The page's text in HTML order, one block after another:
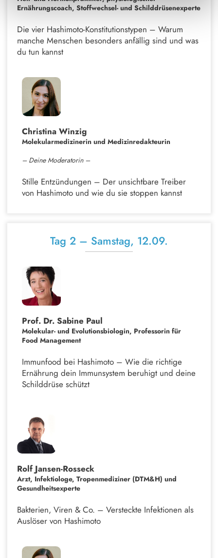
Ernährungscoach, Stoffwechsel- und Schilddrüsenexperte
Die vier Hashimoto-Konstitutionstypen – Warum
manche Menschen besonders anfällig sind und was
du tun kannst
Christina Winzig
Molekularmedizinerin und Medizinredakteurin
– Deine Moderatorin –
Stille Entzündungen – Der unsichtbare Treiber
von Hashimoto und wie du sie stoppen kannst
Tag 2 – Samstag, 12.09.
Prof. Dr. Sabine Paul
Molekular- und Evolutionsbiologin, Professorin für
Food Management
Immunfood bei Hashimoto – Wie die richtige
Ernährung dein Immunsystem beruhigt und deine
Schilddrüse schützt
Rolf Jansen-Rosseck
Arzt, Infektiologe, Tropenmediziner (DTM&H) und
Gesundheitsexperte
Bakterien, Viren & Co. – Versteckte Infektionen als
Auslöser von Hashimoto